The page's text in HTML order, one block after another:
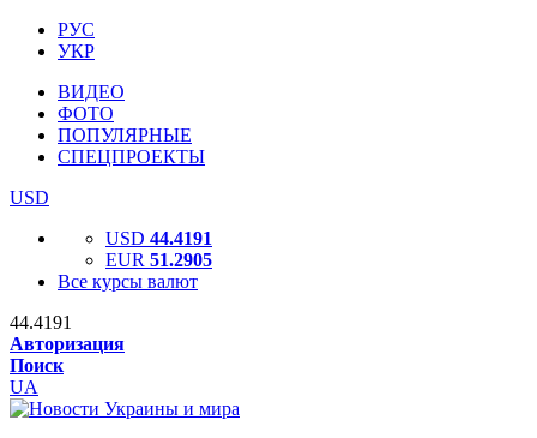
РУС
УКР
ВИДЕО
ФОТО
ПОПУЛЯРНЫЕ
СПЕЦПРОЕКТЫ
USD
USD 44.4191
EUR 51.2905
Все курсы валют
44.4191
Авторизация
Поиск
UA